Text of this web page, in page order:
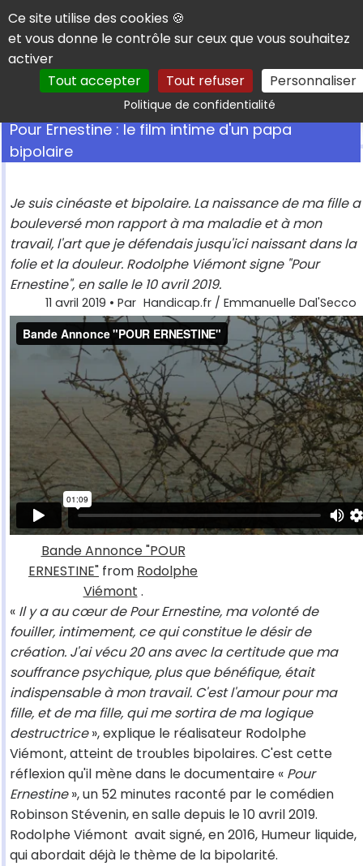
Panneau de gestion des cookies
Ce site utilise des cookies 🍪
et vous donne le contrôle sur ceux que vous souhaitez
activer
Tout accepter
Tout refuser Personnaliser
Politique de confidentialitéRechercher
Pour Ernestine : le film intime d'un papa
bipolaire
Je suis cinéaste et bipolaire. La naissance de ma fille a
bouleversé mon rapport à ma maladie et à mon
travail, l'art que je défendais jusqu'ici naissant dans la
folie et la douleur. Rodolphe Viémont signe "Pour
Ernestine", en salle le 10 avril 2019.
11 avril 2019 • Par Handicap.fr / Emmanuelle Dal'Secco
Bande Annonce "POUR
ERNESTINE" from Rodolphe
Viémont .
« Il y a au cœur de Pour Ernestine, ma volonté de
fouiller, intimement, ce qui constitue le désir de
création. J'ai vécu 20 ans avec la certitude que ma
souffrance psychique, plus que bénéfique, était
indispensable à mon travail. C'est l'amour pour ma
fille, et de ma fille, qui me sortira de ma logique
destructrice», explique le réalisateur Rodolphe
Viémont, atteint de troubles bipolaires. C'est cette
réflexion qu'il mène dans le documentaire « Pour
Ernestine», un 52 minutes raconté par le comédien
Robinson Stévenin, en salle depuis le 10 avril 2019.
Rodolphe Viémont avait signé, en 2016, Humeur liquide,
qui abordait déjà le thème de la bipolarité.